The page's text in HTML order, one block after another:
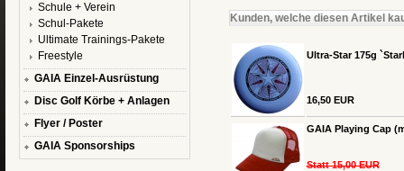
Schule + Verein
Schul-Pakete
Ultimate Trainings-Pakete
Freestyle
GAIA Einzel-Ausrüstung
Disc Golf Körbe + Anlagen
Flyer / Poster
GAIA Sponsorships
Kunden, welche diesen Artikel
Ultra-Star 175g
16,50 EUR
GAIA Playing Cap
Statt 15,00 EUR